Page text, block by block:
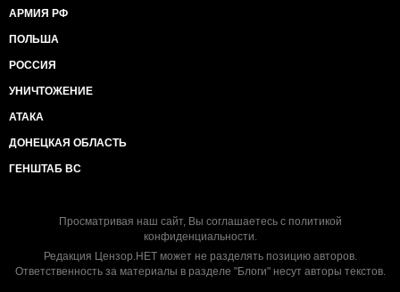
АРМИЯ РФ
ПОЛЬША
РОССИЯ
УНИЧТОЖЕНИЕ
АТАКА
ДОНЕЦКАЯ ОБЛАСТЬ
ГЕНШТАБ ВС
Просматривая наш сайт, Вы соглашаетесь с политикой
конфиденциальности.
Редакция Цензор.НЕТ может не разделять позицию авторов.
Ответственность за материалы в разделе "Блоги" несут авторы текстов.